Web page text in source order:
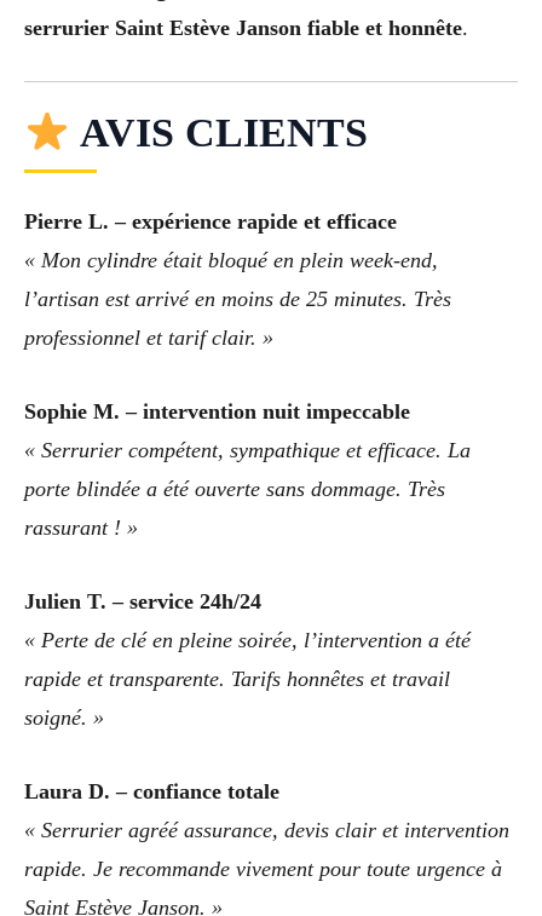
serrurier Saint Estève Janson fiable et honnête.
AVIS CLIENTS
Pierre L. – expérience rapide et efficace
« Mon cylindre était bloqué en plein week-end,
l’artisan est arrivé en moins de 25 minutes. Très
professionnel et tarif clair. »
Sophie M. – intervention nuit impeccable
« Serrurier compétent, sympathique et efficace. La
porte blindée a été ouverte sans dommage. Très
rassurant ! »
Julien T. – service 24h/24
« Perte de clé en pleine soirée, l’intervention a été
rapide et transparente. Tarifs honnêtes et travail
soigné. »
Laura D. – confiance totale
« Serrurier agréé assurance, devis clair et intervention
rapide. Je recommande vivement pour toute urgence à
Saint Estève Janson. »